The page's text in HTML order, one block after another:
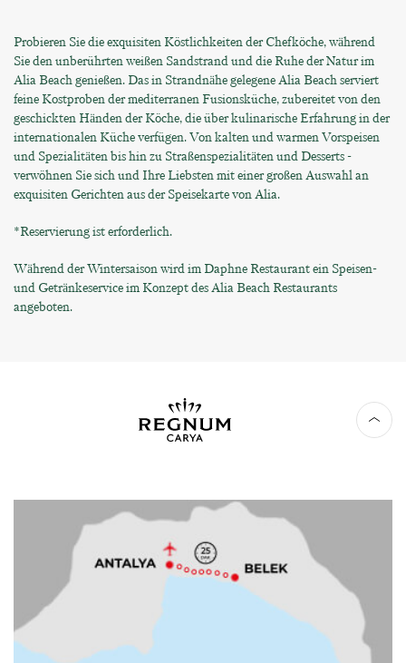
Probieren Sie die exquisiten Köstlichkeiten der Chefköche, während
Sie den unberührten weißen Sandstrand und die Ruhe der Natur im
Alia Beach genießen. Das in Strandnähe gelegene Alia Beach serviert
feine Kostproben der mediterranen Fusionsküche, zubereitet von den
geschickten Händen der Köche, die über kulinarische Erfahrung in der
internationalen Küche verfügen. Von kalten und warmen Vorspeisen
und Spezialitäten bis hin zu Straßenspezialitäten und Desserts -
verwöhnen Sie sich und Ihre Liebsten mit einer großen Auswahl an
exquisiten Gerichten aus der Speisekarte von Alia.
*Reservierung ist erforderlich.
Während der Wintersaison wird im Daphne Restaurant ein Speisen-
und Getränkeservice im Konzept des Alia Beach Restaurants
angeboten.